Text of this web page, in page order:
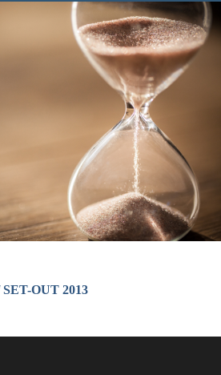
SET-OUT 2013